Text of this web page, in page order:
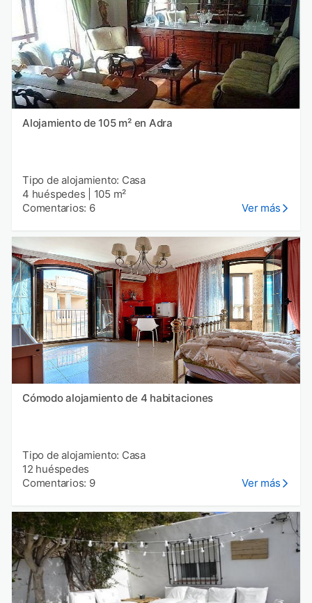
Alojamiento de 105 m² en Adra
Tipo de alojamiento: Casa
4 huéspedes
105 m²
Comentarios: 6
Ver más
Cómodo alojamiento de 4 habitaciones
Tipo de alojamiento: Casa
12 huéspedes
Comentarios: 9
Ver más